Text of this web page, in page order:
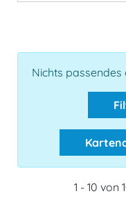
Nichts passendes
1 - 10 von